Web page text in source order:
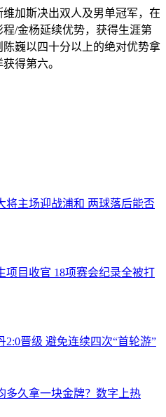
加斯决出双人及男单冠军，在
/金杨延续优势，获得生涯第
巍以四十分以上的绝对优势拿
得第六。
将主场迎战浦和 两球落后能否
项目收官 18项赛会纪录全被打
2:0晋级 避免连续四次“首轮游”
多久拿一块金牌？数字上热